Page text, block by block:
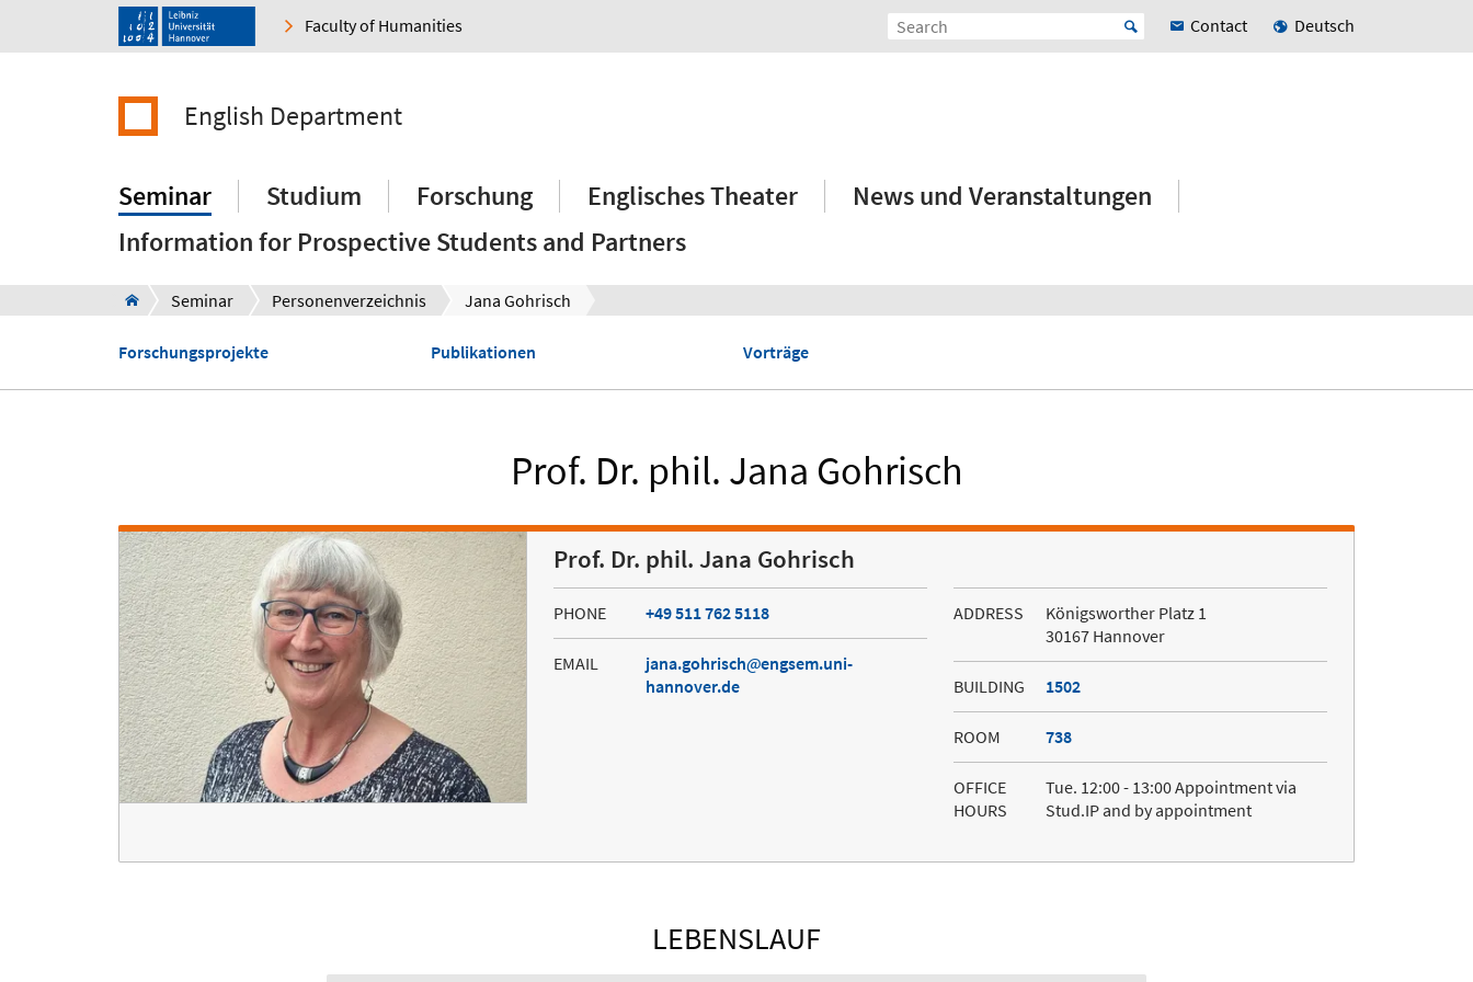
Faculty of Humanities Contact Deutsch
English Department
Seminar Studium Forschung Englisches Theater
News und Veranstaltungen
Information for Prospective Students and Partners
Seminar Personenverzeichnis Jana Gohrisch
Forschungsprojekte Publikationen Vorträge
Prof. Dr. phil. Jana Gohrisch
Prof. Dr. phil. Jana Gohrisch
PHONE +49 511 762 5118
EMAIL jana.gohrisch
engsem.uni-
hannover.de
ADDRESS
Königsworther Platz 1
30167 Hannover
BUILDING 1502
ROOM 738
OFFICE
HOURS
Tue. 12:00 - 13:00 Appointment via
Stud.IP and by appointment
LEBENSLAUF